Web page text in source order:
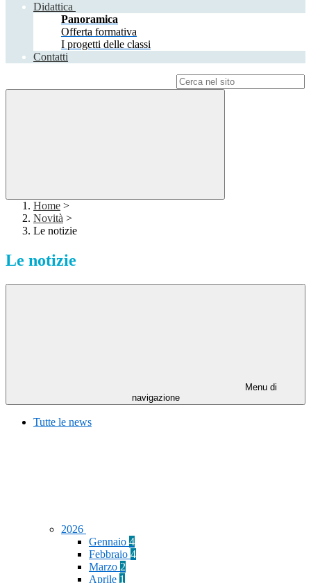
Didattica
Panoramica
Offerta formativa
I progetti delle classi
Contatti
Home >
Novità >
Le notizie
Le notizie
Menu di
navigazione
Tutte le news
2026
Gennaio 4
Febbraio 4
Marzo 2
Aprile 1